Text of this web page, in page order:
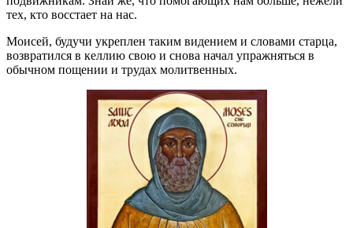
тех, кто восстает на нас.
Моисей, будучи укреплен таким видением и словами старца,
возвратился в келлию свою и снова начал упражняться в
обычном пощении и трудах молитвенных.